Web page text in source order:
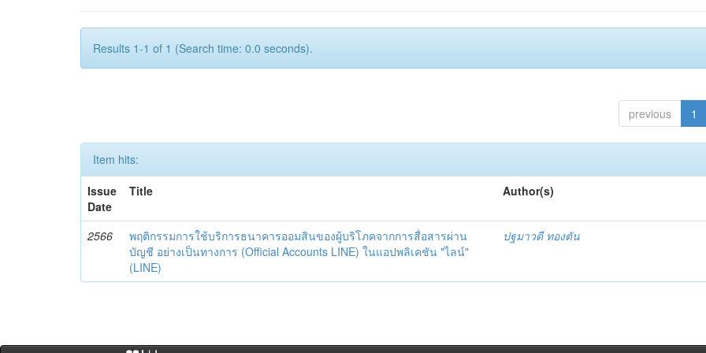
Results 1-1 of 1 (Search time: 0.0 seconds).
previous 1
Item hits:
Issue
Date
Title Author(s)
2566
พฤติกรรมการใช้บริการธนาคารออมสินของผู้บริโภคจากการสื่อสารผ่าน
บัญชี อย่างเป็นทางการ (Official Accounts LINE) ในแอปพลิเคชัน "ไลน์"
(LINE)
ปฐมาวดี ทองตัน